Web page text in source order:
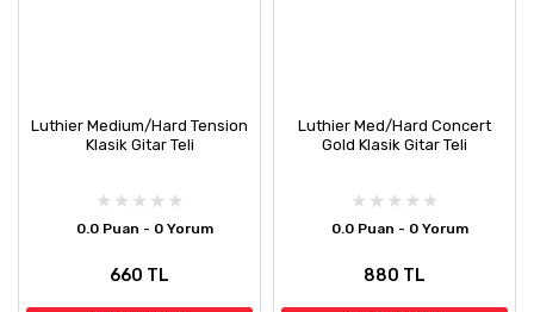
Luthier Medium/Hard Tension
Klasik Gitar Teli
0.0 Puan - 0 Yorum
660 TL
Luthier Med/Hard Concert
Gold Klasik Gitar Teli
0.0 Puan - 0 Yorum
880 TL